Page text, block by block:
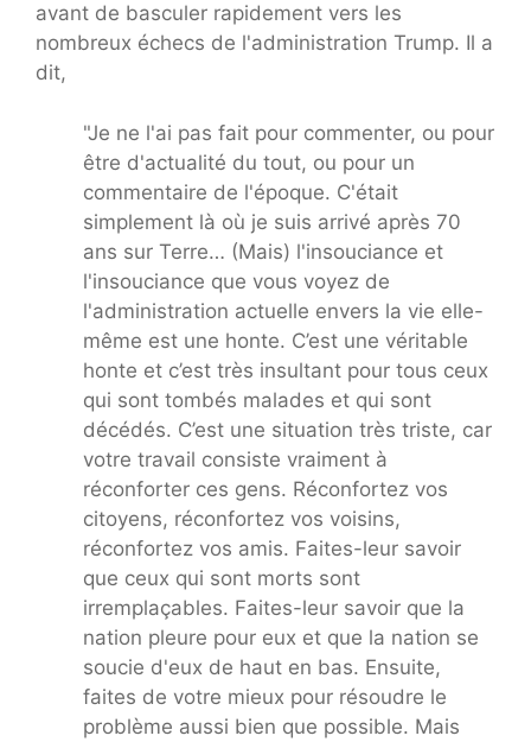
avant de basculer rapidement vers les
nombreux échecs de l'administration Trump. Il a
dit,
"Je ne l'ai pas fait pour commenter, ou pour
être d'actualité du tout, ou pour un
commentaire de l'époque. C'était
simplement là où je suis arrivé après 70
ans sur Terre… (Mais) l'insouciance et
l'insouciance que vous voyez de
l'administration actuelle envers la vie elle-
même est une honte. C’est une véritable
honte et c’est très insultant pour tous ceux
qui sont tombés malades et qui sont
décédés. C’est une situation très triste, car
votre travail consiste vraiment à
réconforter ces gens. Réconfortez vos
citoyens, réconfortez vos voisins,
réconfortez vos amis. Faites-leur savoir
que ceux qui sont morts sont
irremplaçables. Faites-leur savoir que la
nation pleure pour eux et que la nation se
soucie d'eux de haut en bas. Ensuite,
faites de votre mieux pour résoudre le
problème aussi bien que possible. Mais